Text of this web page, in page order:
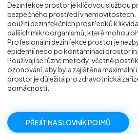
Příprava nemovitostí na
Reference
Kontakt
Dezinfekce prostor je klíčovou službou
bezpečného prostředí v nemovitostech.
použití dezinfekčních prostředků k
dalších mikroorganismů, které mohou
Profesionální dezinfekce prostor je
epidemií nebo po kontaminaci prostor
Používají se různé metody, včetně
ozonování, aby byla zajištěna maximální
prostor je důležitá pro zdravotnická
domácnosti.
PŘEJÍT NA SLOVNÍK POJMŮ